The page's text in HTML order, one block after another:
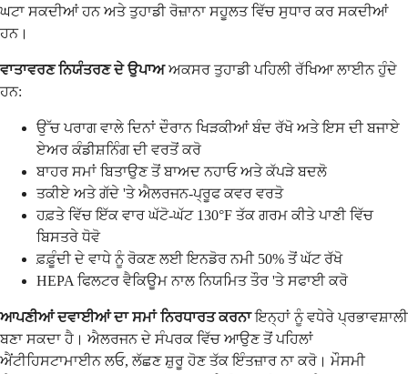
ਘਟਾ ਸਕਦੀਆਂ ਹਨ ਅਤੇ ਤੁਹਾਡੀ ਰੋਜ਼ਾਨਾ ਸਹੂਲਤ ਵਿੱਚ ਸੁਧਾਰ ਕਰ ਸਕਦੀਆਂ
ਹਨ।
ਵਾਤਾਵਰਣ ਨਿਯੰਤਰਣ ਦੇ ਉਪਾਅਅਕਸਰ ਤੁਹਾਡੀ ਪਹਿਲੀ ਰੱਖਿਆ ਲਾਈਨ ਹੁੰਦੇ
ਹਨ:
ਉੱਚ ਪਰਾਗ ਵਾਲੇ ਦਿਨਾਂ ਦੌਰਾਨ ਖਿੜਕੀਆਂ ਬੰਦ ਰੱਖੋ ਅਤੇ ਇਸ ਦੀ ਬਜਾਏ
ਏਅਰ ਕੰਡੀਸ਼ਨਿੰਗ ਦੀ ਵਰਤੋਂ ਕਰੋ
ਬਾਹਰ ਸਮਾਂ ਬਿਤਾਉਣ ਤੋਂ ਬਾਅਦ ਨਹਾਓ ਅਤੇ ਕੱਪੜੇ ਬਦਲੋ
ਤਕੀਏ ਅਤੇ ਗੱਦੇ 'ਤੇ ਐਲਰਜਨ-ਪ੍ਰੂਫ ਕਵਰ ਵਰਤੋ
ਹਫ਼ਤੇ ਵਿੱਚ ਇੱਕ ਵਾਰ ਘੱਟੋ-ਘੱਟ 130°F ਤੱਕ ਗਰਮ ਕੀਤੇ ਪਾਣੀ ਵਿੱਚ
ਬਿਸਤਰੇ ਧੋਵੋ
ਫ਼ਫ਼ੂੰਦੀ ਦੇ ਵਾਧੇ ਨੂੰ ਰੋਕਣ ਲਈ ਇਨਡੋਰ ਨਮੀ 50% ਤੋਂ ਘੱਟ ਰੱਖੋ
HEPA ਫਿਲਟਰ ਵੈਕਿਊਮ ਨਾਲ ਨਿਯਮਿਤ ਤੌਰ 'ਤੇ ਸਫਾਈ ਕਰੋ
ਆਪਣੀਆਂ ਦਵਾਈਆਂ ਦਾ ਸਮਾਂ ਨਿਰਧਾਰਤ ਕਰਨਾਇਨ੍ਹਾਂ ਨੂੰ ਵਧੇਰੇ ਪ੍ਰਭਾਵਸ਼ਾਲੀ
ਬਣਾ ਸਕਦਾ ਹੈ। ਐਲਰਜਨ ਦੇ ਸੰਪਰਕ ਵਿੱਚ ਆਉਣ ਤੋਂ ਪਹਿਲਾਂ
ਐਂਟੀਹਿਸਟਾਮਾਈਨ ਲਓ, ਲੱਛਣ ਸ਼ੁਰੂ ਹੋਣ ਤੱਕ ਇੰਤਜ਼ਾਰ ਨਾ ਕਰੋ। ਮੌਸਮੀ